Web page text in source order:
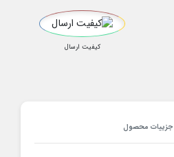
کیفیت ارسال
جزییات محصول